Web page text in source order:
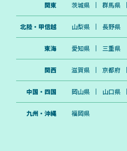
関東 茨城県 群馬県
北陸・甲信越 山梨県 長野県
東海 愛知県 三重県
関西 滋賀県 京都府
中国・四国 岡山県 山口県
九州・沖縄 福岡県